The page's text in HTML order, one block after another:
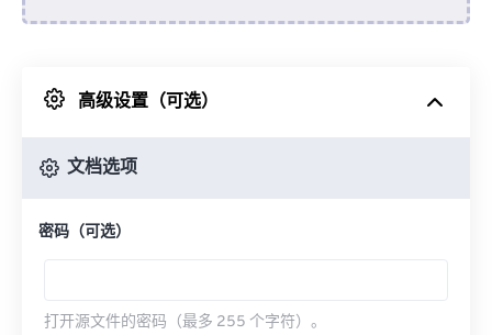
来自 Google Drive
高级设置（可选）
文档选项
密码（可选）
打开源文件的密码（最多 255 个字符）。